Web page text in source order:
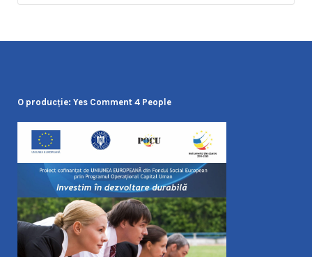
O producţie: Yes Comment 4 People